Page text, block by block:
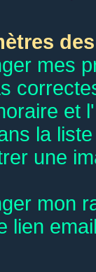
mes
et
la
une
mon
lien